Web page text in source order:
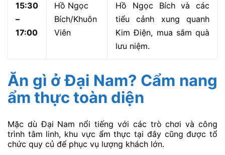
Lịch trình dành cho những ai muốn tìm sự thanh tịnh,
chiêm ngưỡng kiến trúc và khám phá văn hóa.
Hoạt động trải nghiệm
8:30
11:30
Khu Tâm
Linh
Tham quan Kim Điện:
Chiêm bái, chụp ảnh
Khám phá Dãy Bảo Sơn
và các mô hình di tích.